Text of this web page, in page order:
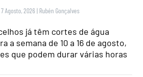
Agosto, 2026 | Rubén Gonçalves
já têm cortes de água
a semana de 10 a 16 de agosto,
que podem durar várias horas